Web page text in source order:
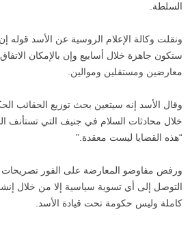
السلطة.
ونقلت وكالة الإعلام الروسية عن الأسد قوله
ستكون جاهزة خلال أسابيع وإن بالإمكان
معارضين ومستقلين وموالين.
وقال الأسد إنه سيتعين بحث توزيع الحقائب
خلال محادثات السلام في جنيف التي تستأنف
“هذه القضايا ليست معقدة.”
ورفض مفاوضو المعارضة على الفور تصريحات
التوصل إلى أي تسوية سياسية إلا من خلال
كاملة وليس حكومة تحت قيادة الأسد.